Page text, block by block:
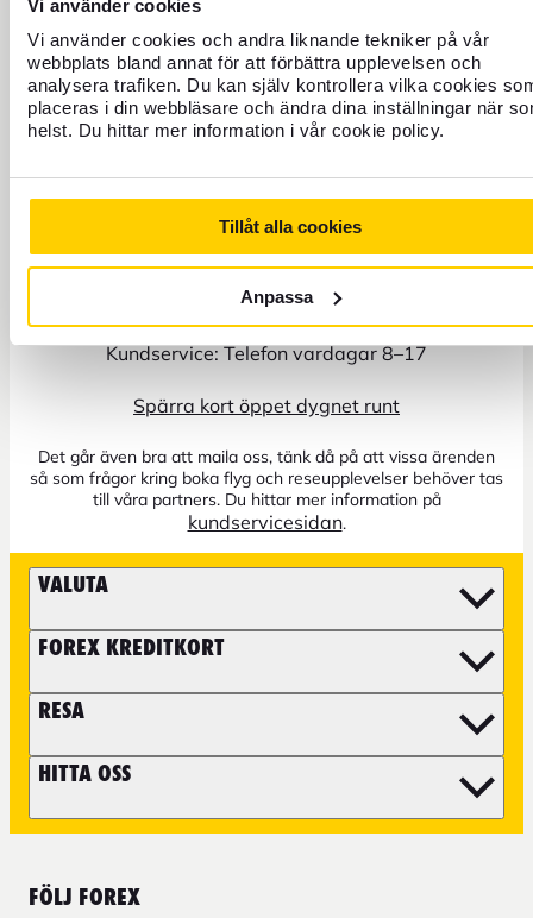
Vi använder cookies
Vi använder cookies och andra liknande tekniker på vår
webbplats bland annat för att förbättra upplevelsen och
analysera trafiken. Du kan själv kontrollera vilka cookies
placeras i din webbläsare och ändra dina inställningar när
helst. Du hittar mer information i vår cookie policy.
Tillåt alla cookies
Anpassa
+46 771 22 22 21
Kundservice: Telefon vardagar 8–17
Spärra kort öppet dygnet runt
Det går även bra att maila oss, tänk då på att vissa ärenden
så som frågor kring boka flyg och reseupplevelser behöver tas
till våra partners. Du hittar mer information på
kundservicesidan.
VALUTA
FOREX KREDITKORT
RESA
HITTA OSS
FÖLJ FOREX